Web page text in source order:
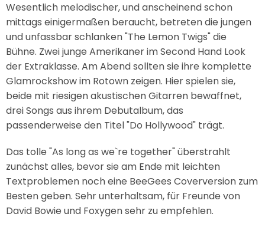
Wesentlich melodischer, und anscheinend schon
mittags einigermaßen beraucht, betreten die jungen
und unfassbar schlanken "The Lemon Twigs" die
Bühne. Zwei junge Amerikaner im Second Hand Look
der Extraklasse. Am Abend sollten sie ihre komplette
Glamrockshow im Rotown zeigen. Hier spielen sie,
beide mit riesigen akustischen Gitarren bewaffnet,
drei Songs aus ihrem Debutalbum, das
passenderweise den Titel "Do Hollywood" trägt.
Das tolle "As long as we`re together" überstrahlt
zunächst alles, bevor sie am Ende mit leichten
Textproblemen noch eine BeeGees Coverversion zum
Besten geben. Sehr unterhaltsam, für Freunde von
David Bowie und Foxygen sehr zu empfehlen.